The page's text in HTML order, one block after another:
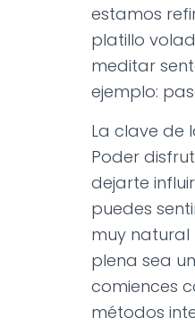
estamos
platillo
meditar
ejemplo:
La clave de
Poder
dejarte
puedes
muy
plena sea
comiences
métodos